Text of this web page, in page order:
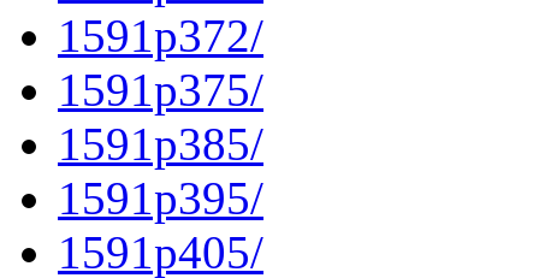
1591p372/
1591p375/
1591p385/
1591p395/
1591p405/